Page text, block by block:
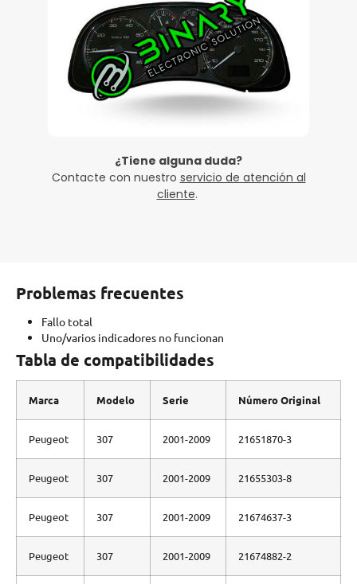
¿Tiene alguna duda?
Contacte con nuestro servicio de atención al
cliente.
Problemas frecuentes
Fallo total
Uno/varios indicadores no funcionan
Tabla de compatibilidades
Marca Modelo Serie Número Original
Peugeot 307 2001-2009 21651870-3
Peugeot 307 2001-2009 21655303-8
Peugeot 307 2001-2009 21674637-3
Peugeot 307 2001-2009 21674882-2